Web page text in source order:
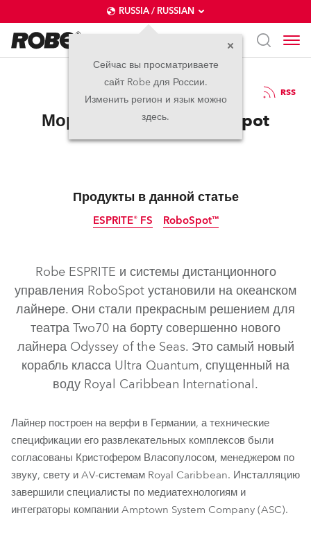
RUSSIA / RUSSIAN
Сейчас вы просматриваете
сайт Robe для России.
Изменить регион и язык можно
здесь.
10.08.2021 RSS
Морская одиссея RoboSpot
Продукты в данной статье
ESPRITE® FS
ESPRITE® FS
RoboSpot™
RoboSpot™
Robe ESPRITE и системы дистанционного
управления RoboSpot установили на океанском
лайнере. Они стали прекрасным решением для
театра Two70 на борту совершенно нового
лайнера Odyssey of the Seas. Это самый новый
корабль класса Ultra Quantum, спущенный на
воду Royal Caribbean International.
Лайнер построен на верфи в Германии, а технические
спецификации его развлекательных комплексов были
согласованы Кристофером Власопулосом, менеджером по
звуку, свету и AV-системам Royal Caribbean. Инсталляцию
завершили специалисты по медиатехнологиям и
интеграторы компании Amptown System Company (ASC).